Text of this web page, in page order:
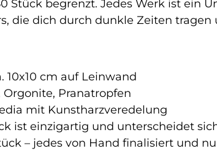
Stück begrenzt. Jedes Werk ist ein
die dich durch dunkle Zeiten
10x10 cm auf Leinwand
Orgonite, Pranatropfen
mit Kunstharzveredelung
ist einzigartig und unterscheidet
– jedes von Hand finalisiert und